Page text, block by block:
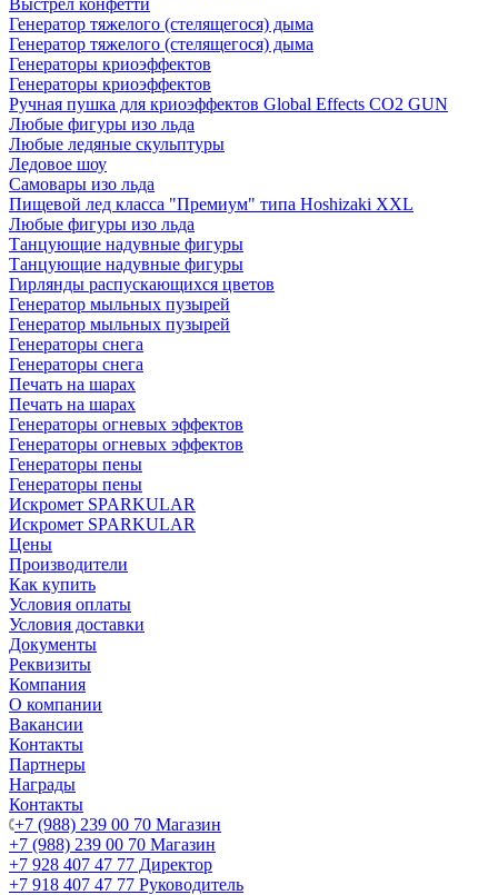
Выстрел конфетти
Генератор тяжелого (стелящегося) дыма
Генератор тяжелого (стелящегося) дыма
Генераторы криоэффектов
Генераторы криоэффектов
Ручная пушка для криоэффектов Global Effects CO2 GUN
Любые фигуры изо льда
Любые ледяные скульптуры
Ледовое шоу
Самовары изо льда
Пищевой лед класса "Премиум" типа Hoshizaki XXL
Любые фигуры изо льда
Танцующие надувные фигуры
Танцующие надувные фигуры
Гирлянды распускающихся цветов
Генератор мыльных пузырей
Генератор мыльных пузырей
Генераторы снега
Генераторы снега
Печать на шарах
Печать на шарах
Генераторы огневых эффектов
Генераторы огневых эффектов
Генераторы пены
Генераторы пены
Искромет SPARKULAR
Искромет SPARKULAR
Цены
Производители
Как купить
Условия оплаты
Условия доставки
Документы
Реквизиты
Компания
О компании
Вакансии
Контакты
Партнеры
Награды
Контакты
+7 (988) 239 00 70 Магазин
+7 (988) 239 00 70 Магазин
+7 928 407 47 77 Директор
+7 918 407 47 77 Руководитель